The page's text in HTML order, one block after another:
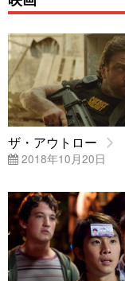
ザ・アウトロー
2018年10月20日